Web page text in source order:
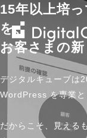
15年以上培
を、
お客さまの
デジタルキューブは
WordPress を専業と
だからこそ、見える
Company
私たちについて
企業理念
コミュニティへ
Business
ホスティングサ